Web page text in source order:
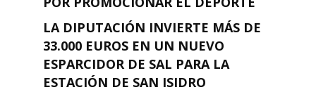
FEMENINO
Silvia G. Rubio - febrero 8, 2023
LA DIPUTACIÓN INVIERTE MÁS DE
33.000 EUROS EN UN NUEVO
ESPARCIDOR DE SAL PARA LA
ESTACIÓN DE SAN ISIDRO